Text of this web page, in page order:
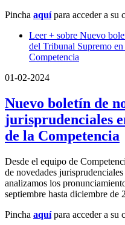
Pincha aquípara acceder a su
Leer + sobre Nuevo
del Tribunal Supremo
Competencia
01-02-2024
Nuevo boletín de
jurisprudenciales
de la Competencia
Desde el equipo de
de novedades
analizamos los
septiembre hasta diciembre de
Pincha aquípara acceder a su